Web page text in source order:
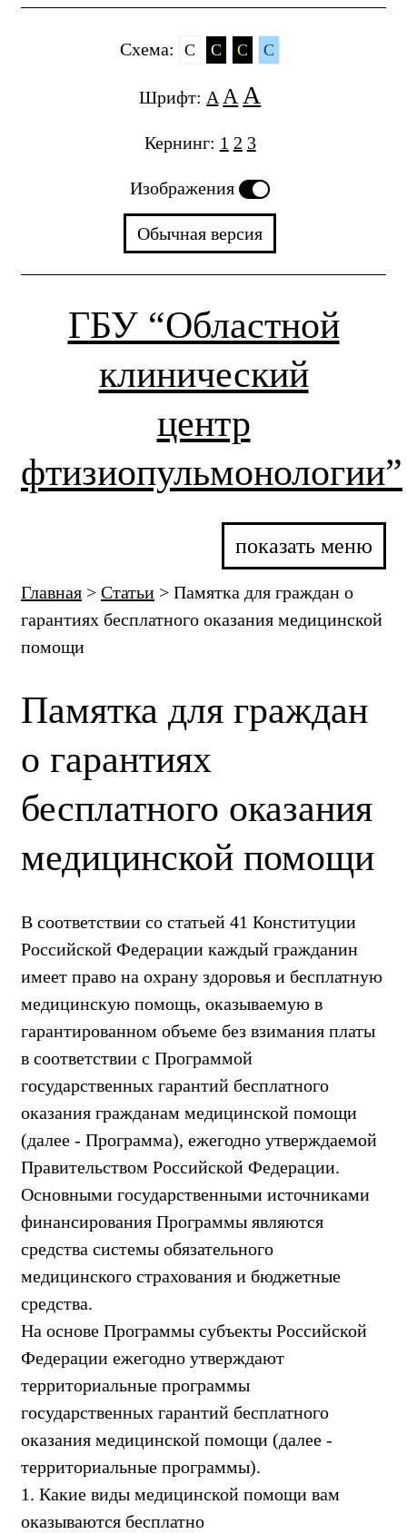
Cхема: C C C C
Шрифт: A A A
Кернинг: 1 2 3
Изображения
Обычная версия
ГБУ “Областной
клинический
центр
фтизиопульмонологии”
показать меню
Главная > Статьи > Памятка для граждан о
гарантиях бесплатного оказания медицинской
помощи
Памятка для граждан
о гарантиях
бесплатного оказания
медицинской помощи
В соответствии со статьей 41 Конституции
Российской Федерации каждый гражданин
имеет право на охрану здоровья и бесплатную
медицинскую помощь, оказываемую в
гарантированном объеме без взимания платы
в соответствии с Программой
государственных гарантий бесплатного
оказания гражданам медицинской помощи
(далее - Программа), ежегодно утверждаемой
Правительством Российской Федерации.
Основными государственными источниками
финансирования Программы являются
средства системы обязательного
медицинского страхования и бюджетные
средства.
На основе Программы субъекты Российской
Федерации ежегодно утверждают
территориальные программы
государственных гарантий бесплатного
оказания медицинской помощи (далее -
территориальные программы).
1. Какие виды медицинской помощи вам
оказываются бесплатно